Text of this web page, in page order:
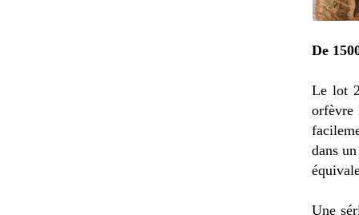
De
Le lot
orfèvre
dans
Une